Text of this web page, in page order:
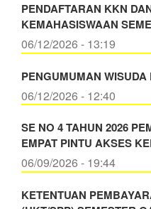
PENDAFTARAN KKN
KEMAHASISWAAN
06/12/2026 - 13:19
PENGUMUMAN WISUDA
06/12/2026 - 12:40
SE NO 4 TAHUN 2026
EMPAT PINTU AKSES
06/09/2026 - 19:44
KETENTUAN